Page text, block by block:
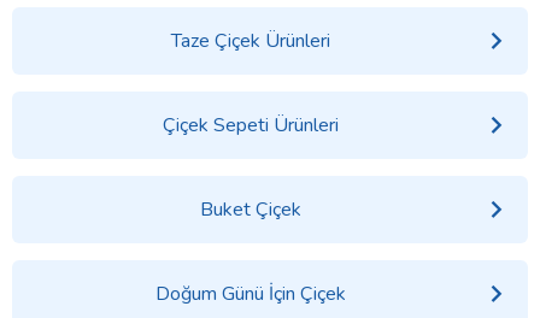
Taze Çiçek Ürünleri
Çiçek Sepeti Ürünleri
Buket Çiçek
Doğum Günü İçin Çiçek